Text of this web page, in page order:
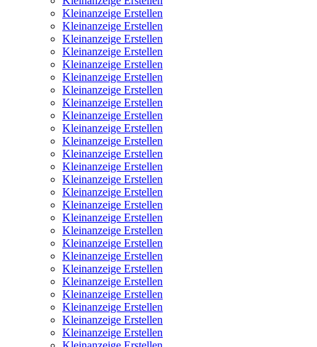
Kleinanzeige Erstellen
Kleinanzeige Erstellen
Kleinanzeige Erstellen
Kleinanzeige Erstellen
Kleinanzeige Erstellen
Kleinanzeige Erstellen
Kleinanzeige Erstellen
Kleinanzeige Erstellen
Kleinanzeige Erstellen
Kleinanzeige Erstellen
Kleinanzeige Erstellen
Kleinanzeige Erstellen
Kleinanzeige Erstellen
Kleinanzeige Erstellen
Kleinanzeige Erstellen
Kleinanzeige Erstellen
Kleinanzeige Erstellen
Kleinanzeige Erstellen
Kleinanzeige Erstellen
Kleinanzeige Erstellen
Kleinanzeige Erstellen
Kleinanzeige Erstellen
Kleinanzeige Erstellen
Kleinanzeige Erstellen
Kleinanzeige Erstellen
Kleinanzeige Erstellen